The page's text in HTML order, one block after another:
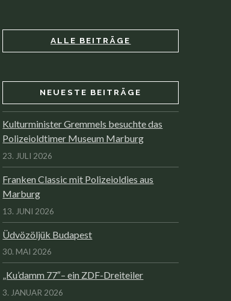
ALLE BEITRÄGE
NEUESTE BEITRÄGE
Kulturminister Gremmels besuchte das
Polizeioldtimer Museum Marburg
23. JULI 2026
Franken Classic mit Polizeioldies aus
Marburg
13. JUNI 2026
Üdvözöljük Budapest
30. MAI 2026
„Ku’damm 77″– ein ZDF-Dreiteiler
3. JANUAR 2026